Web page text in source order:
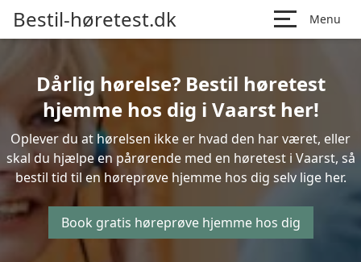
Bestil-høretest.dk Menu
Dårlig hørelse? Bestil høretest
hjemme hos dig i Vaarst her!
Oplever du at hørelsen ikke er hvad den har været, eller
skal du hjælpe en pårørende med en høretest i Vaarst, så
bestil tid til en høreprøve hjemme hos dig selv lige her.
Book gratis høreprøve hjemme hos dig